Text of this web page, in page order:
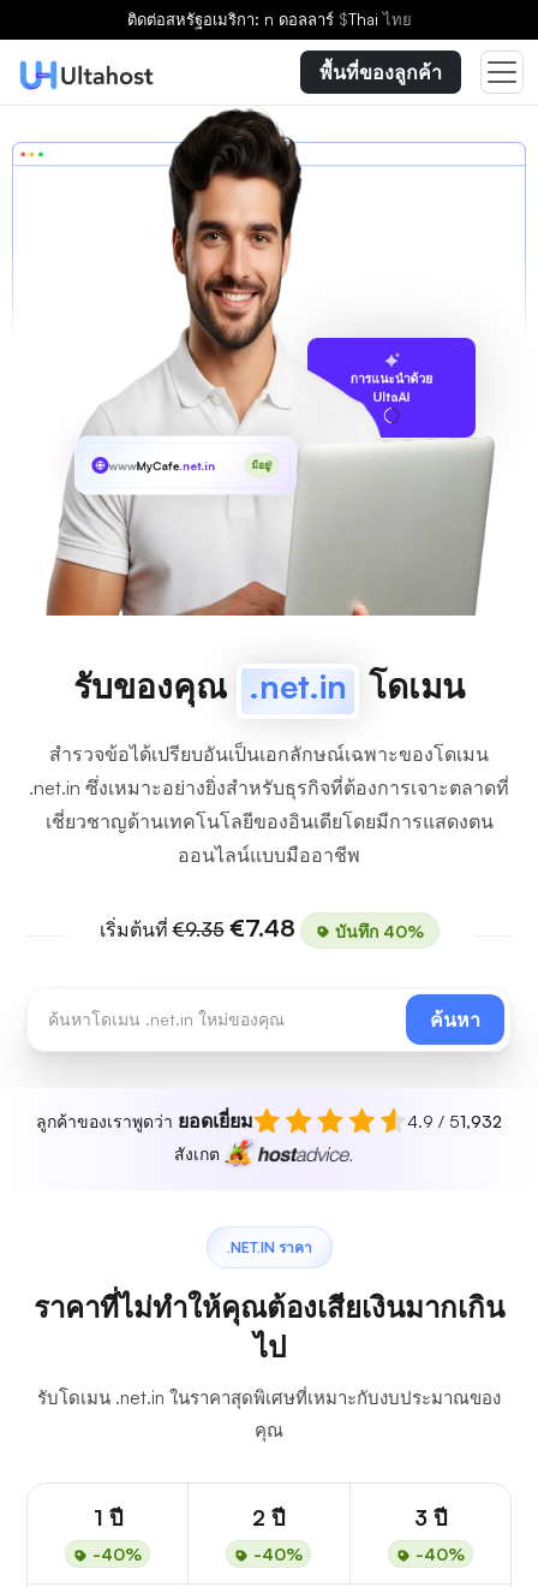
ติดต่อสหรัฐอเมริกา: n ดอลลาร์ $Thaiไทย
พื้นที่ของลูกค้า
การแนะนำด้วย
UltaAI
wwwMyCafe.net.in มีอยู่!
รับของคุณ .net.in โดเมน
สำรวจข้อได้เปรียบอันเป็นเอกลักษณ์เฉพาะของโดเมน
.net.in ซึ่งเหมาะอย่างยิ่งสำหรับธุรกิจที่ต้องการเจาะตลาดที่
เชี่ยวชาญด้านเทคโนโลยีของอินเดียโดยมีการแสดงตน
ออนไลน์แบบมืออาชีพ
เริ่มต้นที่€9.35 €7.48 บันทึก 40%
ค้นหา
ลูกค้าของเราพูดว่า ยอดเยี่ยม 4.9 / 51,932
สังเกต
.NET.IN ราคา
ราคาที่ไม่ทำให้คุณต้องเสียเงินมากเกิน
ไป
รับโดเมน .net.in ในราคาสุดพิเศษที่เหมาะกับงบประมาณของ
คุณ
1 ปี
-40%
2 ปี
-40%
3 ปี
-40%